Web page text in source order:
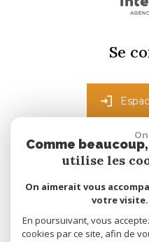
Se
© 2026 | Tous droits
Plan du site Mentions
Comme
utilise les
On aimerait vous
votre visite.
En poursuivant, vous
cookies par ce site, afin de